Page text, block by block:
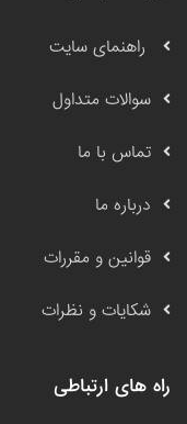
راهنمای سایت
سوالات متداول
تماس با ما
درباره ما
قوانین و مقررات
شکایات و نظرات
راه های ارتباطی